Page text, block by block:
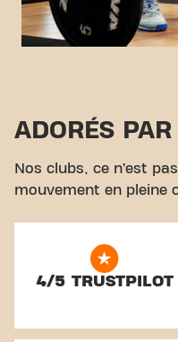
ADORÉS
Nos clubs, ce n’est
mouvement en pleine
4/5 TRUSTPILOT